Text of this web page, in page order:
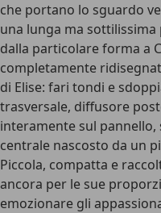
che portano lo sguardo
una lunga ma sottilissima
dalla particolare forma a
completamente
di Elise: fari tondi e
trasversale, diffusore
interamente sul
centrale nascosto da un
Piccola, compatta e
ancora per le sue
emozionare gli